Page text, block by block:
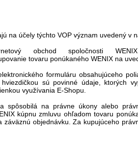
na účely týchto VOP význam uvedený v
obchod spoločnosti
tovaru ponúkaného WENIX na
formuláru obsahujúceho
sú povinné údaje, ktorých
využívania E-Shopu.
spôsobilá na právne úkony alebo
kúpnu zmluvu ohľadom tovaru
objednávku. Za kupujúceho